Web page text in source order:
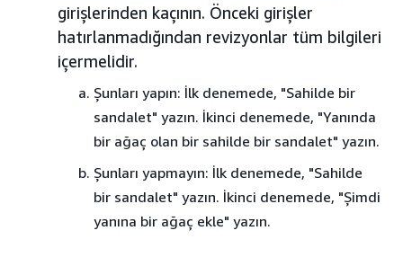
girişlerinden kaçının. Önceki girişler
hatırlanmadığından revizyonlar tüm bilgileri
içermelidir.
Şunları yapın: İlk denemede, "Sahilde bir
sandalet" yazın. İkinci denemede, "Yanında
bir ağaç olan bir sahilde bir sandalet" yazın.
Şunları yapmayın: İlk denemede, "Sahilde
bir sandalet" yazın. İkinci denemede, "Şimdi
yanına bir ağaç ekle" yazın.